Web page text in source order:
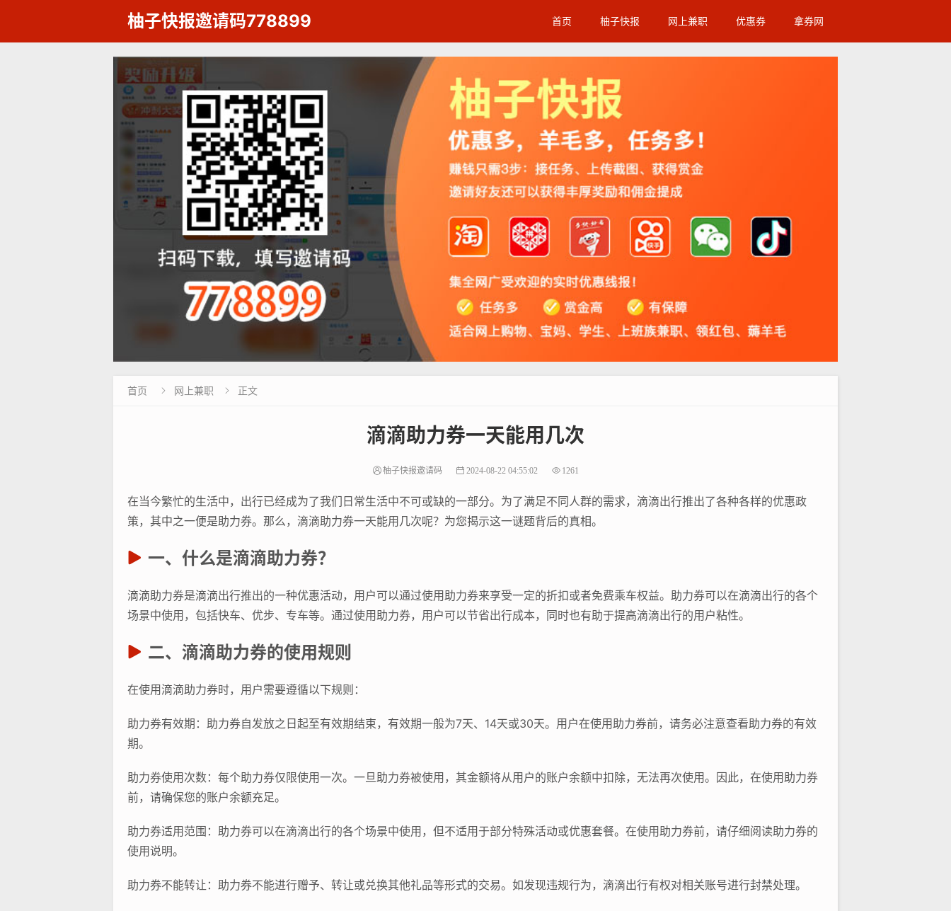
柚子快报邀请码778899 首页 柚子快报 网上兼职 优惠券 拿券网
首页  网上兼职  正文
滴滴助力券一天能用几次
柚子快报邀请码 2024-08-22 04:55:02 1261
在当今繁忙的生活中，出行已经成为了我们日常生活中不可或缺的一部分。为了满足不同人群的需求，滴滴出行推出了各种各样的优惠政
策，其中之一便是助力券。那么，滴滴助力券一天能用几次呢？为您揭示这一谜题背后的真相。
一、什么是滴滴助力券？
滴滴助力券是滴滴出行推出的一种优惠活动，用户可以通过使用助力券来享受一定的折扣或者免费乘车权益。助力券可以在滴滴出行的各个
场景中使用，包括快车、优步、专车等。通过使用助力券，用户可以节省出行成本，同时也有助于提高滴滴出行的用户粘性。
二、滴滴助力券的使用规则
在使用滴滴助力券时，用户需要遵循以下规则：
助力券有效期：助力券自发放之日起至有效期结束，有效期一般为7天、14天或30天。用户在使用助力券前，请务必注意查看助力券的有效
期。
助力券使用次数：每个助力券仅限使用一次。一旦助力券被使用，其金额将从用户的账户余额中扣除，无法再次使用。因此，在使用助力券
前，请确保您的账户余额充足。
助力券适用范围：助力券可以在滴滴出行的各个场景中使用，但不适用于部分特殊活动或优惠套餐。在使用助力券前，请仔细阅读助力券的
使用说明。
助力券不能转让：助力券不能进行赠予、转让或兑换其他礼品等形式的交易。如发现违规行为，滴滴出行有权对相关账号进行封禁处理。